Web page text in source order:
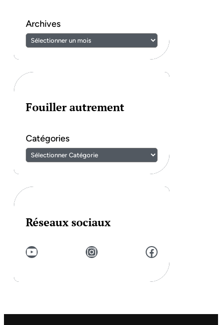
Archives
Fouiller autrement
Catégories
Réseaux sociaux
YouTube Instagram Facebook